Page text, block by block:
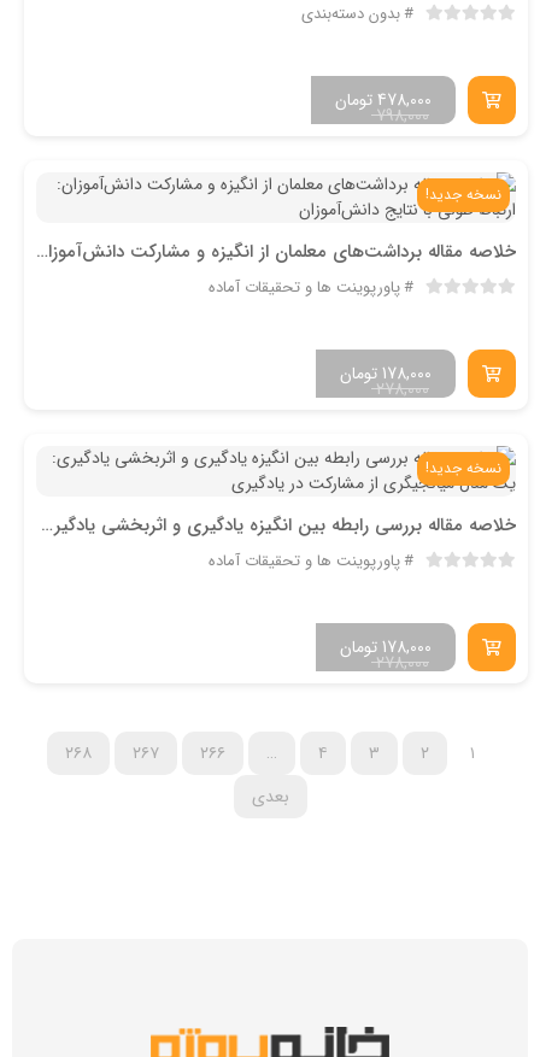
بدون دسته‌بندی
798,000
تومان478,000
نسخه جدید!
خلاصه مقاله برداشت‌های معلمان از انگیزه و مشارکت دانش‌آموزان
پاورپوینت ها و تحقیقات آماده
278,000
تومان178,000
نسخه جدید!
خلاصه مقاله بررسی رابطه بین انگیزه یادگیری و اثربخشی یادگیری: یک مدل میانجیگری از مشارکت در یادگیری
پاورپوینت ها و تحقیقات آماده
278,000
تومان178,000
۱ ۲ ۳ ۴ … ۲۶۶ ۲۶۷
۲۶۸
بعدی